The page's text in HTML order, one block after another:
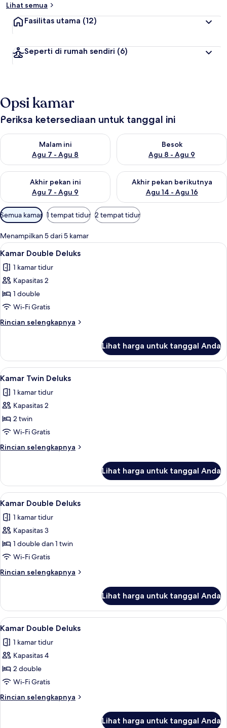
Lihat semua
Fasilitas utama (12)
Seperti di rumah sendiri (6)
Opsi kamar
Periksa ketersediaan untuk tanggal ini
Malam ini
Agu 7 - Agu 8
Periksa ketersediaan untuk malam ini Agu 7 - Agu 8
Besok
Agu 8 - Agu 9
Periksa ketersediaan untuk
Akhir pekan ini
Agu 7 - Agu 9
Periksa ketersediaan untuk akhir pekan ini Agu 7 - Agu 9
Akhir pekan berikutnya
Agu 14 - Agu 16
Periksa ketersediaan untuk
Filter
tersedia
untuk
kamar
Semua kamar 1 tempat tidur 2 tempat tidur
Menampilkan 5 dari 5 kamar
Lihat
semua
foto
untuk
Kamar
Double
Deluks
Kamar Double Deluks | Brankas,
6
Kamar Double Deluks
1 kamar tidur
Kapasitas 2
1 double
Wi-Fi Gratis
Rincian selengkapnya
Rincian
Kamar
Double
Deluks
Lihat harga untuk tanggal Anda
Lihat
semua
foto
untuk
Kamar
Twin
Deluks
Kamar Twin Deluks | Brankas, meja
5
Kamar Twin Deluks
1 kamar tidur
Kapasitas 2
2 twin
Wi-Fi Gratis
Rincian selengkapnya
Rincian
Kamar
Twin
Deluks
Lihat harga untuk tanggal Anda
Lihat
semua
foto
untuk
Kamar
Double
Deluks
Kamar Double Deluks | Brankas,
5
Kamar Double Deluks
1 kamar tidur
Kapasitas 3
1 double dan 1 twin
Wi-Fi Gratis
Rincian selengkapnya
Rincian
Kamar
Double
Deluks
Lihat harga untuk tanggal Anda
Lihat
semua
foto
untuk
Kamar
Double
Deluks
Kamar Double Deluks | Brankas,
4
Kamar Double Deluks
1 kamar tidur
Kapasitas 4
2 double
Wi-Fi Gratis
Rincian selengkapnya
Rincian
Lihat harga untuk tanggal Anda